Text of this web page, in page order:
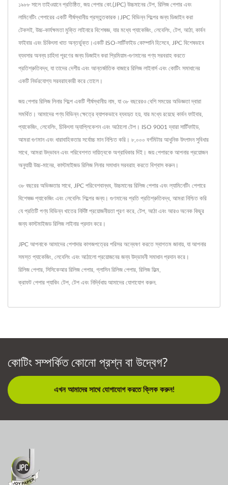
১৯৮৮ সালে তাইওয়ানে প্রতিষ্ঠিত, জয় পেপার কো.(JPC) উচ্চমানের টেপ, রিলিজ পেপার এবং
লামিনেটিং পেপারের একটি শীর্ষস্থানীয় প্রস্তুতকারক।JPC বিভিন্ন শিল্পের জন্য ডিজাইন করা
টেকসই, উচ্চ-কার্যক্ষমতা মুক্তি লাইনারে বিশেষজ্ঞ, যার মধ্যে প্যাকেজিং, লেবেলিং, টেপ, আঠা, কার্বন
ফাইবার এবং চিকিৎসা খাত অন্তর্ভুক্ত।একটি ISO-সার্টিফাইড কোম্পানি হিসেবে, JPC বিশেষভাবে
ব্যবসার অনন্য চাহিদা পূরণের জন্য ডিজাইন করা প্রিমিয়াম-গুণমানের পণ্য সরবরাহ করতে
প্রতিশ্রুতিবদ্ধ, যা তাদের দেশীয় এবং আন্তর্জাতিক বাজারে রিলিজ লাইনার্স এবং কোটিং সমাধানের
একটি নির্ভরযোগ্য সরবরাহকারী করে তোলে।
জয় পেপার রিলিজ লিনার শিল্পে একটি শীর্ষস্থানীয় নাম, যা ৩৮ বছরেরও বেশি সময়ের অভিজ্ঞতা দ্বারা
সমর্থিত। আমাদের পণ্য বিভিন্ন ক্ষেত্রে ব্যাপকভাবে ব্যবহৃত হয়, যার মধ্যে রয়েছে কার্বন ফাইবার,
প্যাকেজিং, লেবেলিং, চিকিৎসা অ্যাপ্লিকেশন এবং আঠালো টেপ। ISO 9001 দ্বারা সার্টিফাইড,
আমরা গুণমান এবং ধারাবাহিকতার সর্বোচ্চ মান নিশ্চিত করি। ৮,০০০ বর্গমিটার আধুনিক উৎপাদন সুবিধার
সাথে, আমরা উদ্ভাবন এবং পরিবেশগত দায়িত্বকে অগ্রাধিকার দিই। জয় পেপারকে আপনার প্রয়োজন
অনুযায়ী উচ্চ-মানের, কাস্টমাইজড রিলিজ লিনার সমাধান সরবরাহ করতে বিশ্বাস করুন।
৩৮ বছরের অভিজ্ঞতার সাথে, JPC পরিবেশবান্ধব, উচ্চমানের রিলিজ পেপার এবং ল্যামিনেটিং পেপারে
বিশেষজ্ঞ প্যাকেজিং এবং লেবেলিং শিল্পের জন্য। গুণমানের প্রতি প্রতিশ্রুতিবদ্ধ, আমরা নিশ্চিত করি
যে প্রতিটি পণ্য বিভিন্ন খাতের নির্দিষ্ট প্রয়োজনীয়তা পূরণ করে, টেপ, আঠা এবং আরও অনেক কিছুর
জন্য কাস্টমাইজড রিলিজ লাইনার প্রদান করে।
JPC আপনাকে আমাদের পেশাদার কাগজপত্রের পরিসর অন্বেষণ করতে স্বাগতম জানায়, যা আপনার
সমস্ত প্যাকেজিং, লেবেলিং এবং আঠালো প্রয়োজনের জন্য উদ্ভাবনী সমাধান প্রদান করে।
রিলিজ পেপার সিসিকেআর রিলিজ পেপার গ্লাসিন রিলিজ পেপার রিলিজ ফিল্ম
ক্রাফট পেপার প্যাকিং টেপ টেপ এবং নির্দ্বিধায় আমাদের যোগাযোগ করুন.
কোটিং সম্পর্কিত কোনো প্রশ্ন বা উদ্বেগ?
এখন আমাদের সাথে যোগাযোগ করতে ক্লিক করুন!